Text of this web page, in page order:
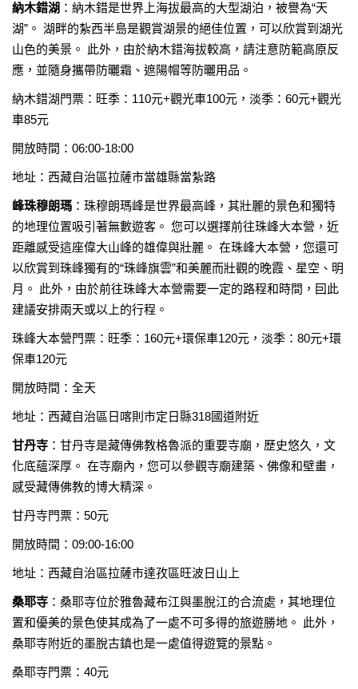
納木錯湖 ：納木錯是世界上海拔最高的大型湖泊，被譽為“天
湖”。 湖畔的紮西半島是觀賞湖景的絕佳位置，可以欣賞到湖光
山色的美景。 此外，由於納木錯海拔較高，請注意防範高原反
應，並隨身攜帶防曬霜、遮陽帽等防曬用品。
納木錯湖門票：旺季：110元+觀光車100元，淡季：60元+觀光
車85元
開放時間：06:00-18:00
地址：西藏自治區拉薩市當雄縣當紮路
峰珠穆朗瑪 ：珠穆朗瑪峰是世界最高峰，其壯麗的景色和獨特
的地理位置吸引著無數遊客。 您可以選擇前往珠峰大本營，近
距離感受這座偉大山峰的雄偉與壯麗。 在珠峰大本營，您還可
以欣賞到珠峰獨有的“珠峰旗雲”和美麗而壯觀的晚霞、星空、明
月。 此外，由於前往珠峰大本營需要一定的路程和時間，囙此
建議安排兩天或以上的行程。
珠峰大本營門票：旺季：160元+環保車120元，淡季：80元+環
保車120元
開放時間：全天
地址：西藏自治區日喀則市定日縣318國道附近
甘丹寺 ：甘丹寺是藏傳佛教格魯派的重要寺廟，歷史悠久，文
化底蘊深厚。 在寺廟內，您可以參觀寺廟建築、佛像和壁畫，
感受藏傳佛教的博大精深。
甘丹寺門票：50元
開放時間：09:00-16:00
地址：西藏自治區拉薩市達孜區旺波日山上
桑耶寺 ：桑耶寺位於雅魯藏布江與墨脫江的合流處，其地理位
置和優美的景色使其成為了一處不可多得的旅遊勝地。 此外，
桑耶寺附近的墨脫古鎮也是一處值得遊覽的景點。
桑耶寺門票：40元